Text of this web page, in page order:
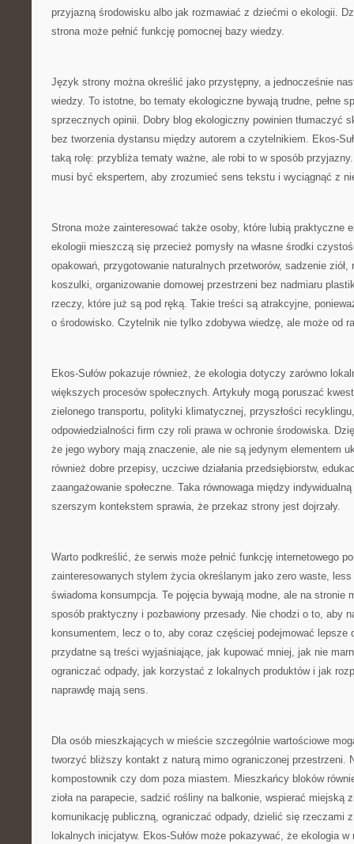
przyjazną środowisku albo jak rozmawiać z dziećmi o ekologii.
strona może pełnić funkcję pomocnej bazy wiedzy.
Język strony można określić jako przystępny, a jednocześnie
wiedzy. To istotne, bo tematy ekologiczne bywają trudne, pełne
sprzecznych opinii. Dobry blog ekologiczny powinien tłumaczyć
bez tworzenia dystansu między autorem a czytelnikiem. Ekos-
taką rolę: przybliża tematy ważne, ale robi to w sposób
musi być ekspertem, aby zrozumieć sens tekstu i wyciągnąć z
Strona może zainteresować także osoby, które lubią praktyczne
ekologii mieszczą się przecież pomysły na własne środki
opakowań, przygotowanie naturalnych przetworów, sadzenie
koszulki, organizowanie domowej przestrzeni bez nadmiaru
rzeczy, które już są pod ręką. Takie treści są atrakcyjne,
o środowisko. Czytelnik nie tylko zdobywa wiedzę, ale może od
Ekos-Sułów pokazuje również, że ekologia dotyczy zarówno
większych procesów społecznych. Artykuły mogą poruszać
zielonego transportu, polityki klimatycznej, przyszłości
odpowiedzialności firm czy roli prawa w ochronie środowiska.
że jego wybory mają znaczenie, ale nie są jedynym elementem
również dobre przepisy, uczciwe działania przedsiębiorstw,
zaangażowanie społeczne. Taka równowaga między
szerszym kontekstem sprawia, że przekaz strony jest dojrzały.
Warto podkreślić, że serwis może pełnić funkcję internetowego
zainteresowanych stylem życia określanym jako zero waste,
świadoma konsumpcja. Te pojęcia bywają modne, ale na stronie
sposób praktyczny i pozbawiony przesady. Nie chodzi o to, aby
konsumentem, lecz o to, aby coraz częściej podejmować lepsze
przydatne są treści wyjaśniające, jak kupować mniej, jak nie
ograniczać odpady, jak korzystać z lokalnych produktów i jak
naprawdę mają sens.
Dla osób mieszkających w mieście szczególnie wartościowe
tworzyć bliższy kontakt z naturą mimo ograniczonej przestrzeni.
kompostownik czy dom poza miastem. Mieszkańcy bloków
zioła na parapecie, sadzić rośliny na balkonie, wspierać miejską
komunikację publiczną, ograniczać odpady, dzielić się rzeczami
lokalnych inicjatyw. Ekos-Sułów może pokazywać, że ekologia